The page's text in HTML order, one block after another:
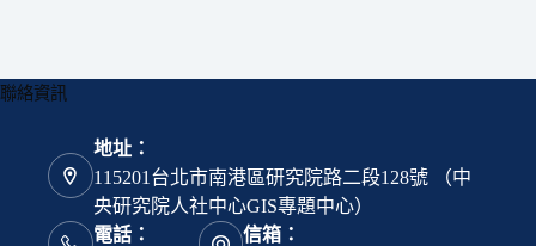
聯絡資訊
地址：
115201台北市南港區研究院路二段128號 （中
央研究院人社中心GIS專題中心）
電話：
信箱：